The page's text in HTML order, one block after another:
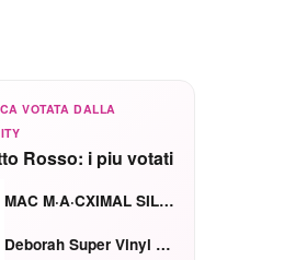
VOTATA DALLA
Rosso: i piu votati
MAC M·A·CXIMAL SILKY MATTE Red Rock mat
Deborah Super Vinyl Shake Rosa Ciliegia